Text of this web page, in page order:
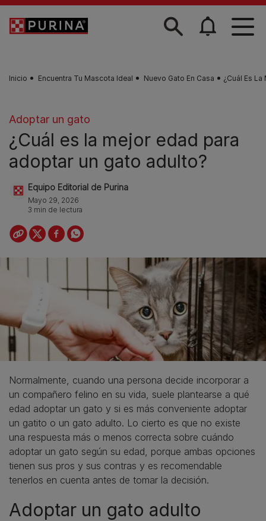
Skip to main content
Inicio Encuentra Tu Mascota Ideal Nuevo Gato En Casa ¿Cuál Es
Adoptar un gato
¿Cuál es la mejor edad para
adoptar un gato adulto?
Equipo Editorial de Purina
Mayo 29, 2026
3 min de lectura
Normalmente, cuando una persona decide incorporar a
un compañero felino en su vida, suele plantearse a qué
edad adoptar un gato y si es más conveniente adoptar
un gatito o un gato adulto. Lo cierto es que no existe
una respuesta más o menos correcta sobre cuándo
adoptar un gato según su edad, porque ambas opciones
tienen sus pros y sus contras y es recomendable
tenerlos en cuenta antes de tomar la decisión.
Adoptar un gato adulto